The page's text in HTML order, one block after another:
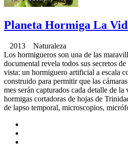
Planeta Hormiga La
2013 Naturaleza
Los hormigueros son una de las
documental revela todos sus secretos
vista: un hormiguero artificial a escala
construido para permitir que las
mes serán capturados cada detalle de
hormigas cortadoras de hojas de
de lapso temporal, microscopios,